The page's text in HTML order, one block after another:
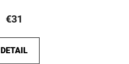
€31
DETAIL